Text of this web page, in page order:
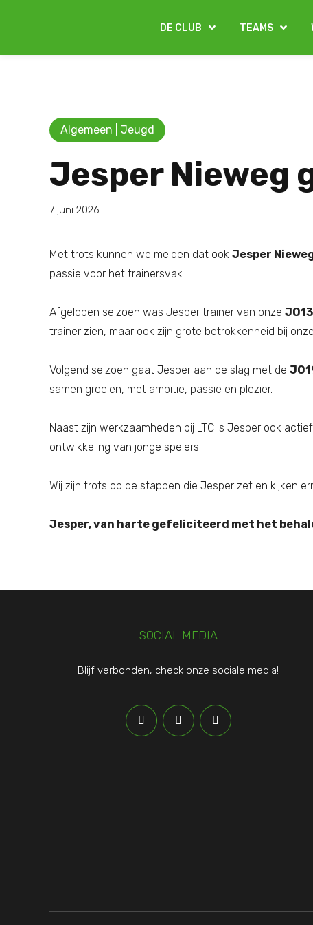
DE CLUB TEAMS
Algemeen | Jeugd
Jesper Nieweg
7 juni 2026
Met trots kunnen we melden dat ook Jesper
passie voor het trainersvak.
Afgelopen seizoen was Jesper trainer van onze
trainer zien, maar ook zijn grote betrokkenheid bij
Volgend seizoen gaat Jesper aan de slag met de
samen groeien, met ambitie, passie en plezier.
Naast zijn werkzaamheden bij LTC is Jesper ook
ontwikkeling van jonge spelers.
Wij zijn trots op de stappen die Jesper zet en kijken
Jesper, van harte gefeliciteerd met het
SOCIAL MEDIA
Blijf verbonden, check onze sociale media!